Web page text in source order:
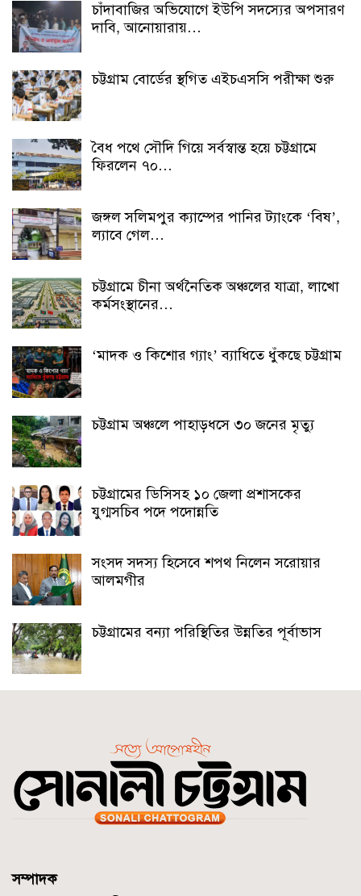
চাঁদাবাজির অভিযোগে ইউপি সদস্যের অপসারণ
দাবি, আনোয়ারায়…
চট্টগ্রাম বোর্ডের স্থগিত এইচএসসি পরীক্ষা শুরু
বৈধ পথে সৌদি গিয়ে সর্বস্বান্ত হয়ে চট্টগ্রামে
ফিরলেন ৭০…
জঙ্গল সলিমপুর ক্যাম্পের পানির ট্যাংকে ‘বিষ’,
ল্যাবে গেল…
চট্টগ্রামে চীনা অর্থনৈতিক অঞ্চলের যাত্রা, লাখো
কর্মসংস্থানের…
‘মাদক ও কিশোর গ্যাং’ ব্যাধিতে ধুঁকছে চট্টগ্রাম
চট্টগ্রাম অঞ্চলে পাহাড়ধসে ৩০ জনের মৃত্যু
চট্টগ্রামের ডিসিসহ ১০ জেলা প্রশাসকের
যুগ্মসচিব পদে পদোন্নতি
সংসদ সদস্য হিসেবে শপথ নিলেন সরোয়ার
আলমগীর
চট্টগ্রামের বন্যা পরিস্থিতির উন্নতির পূর্বাভাস
সম্পাদক